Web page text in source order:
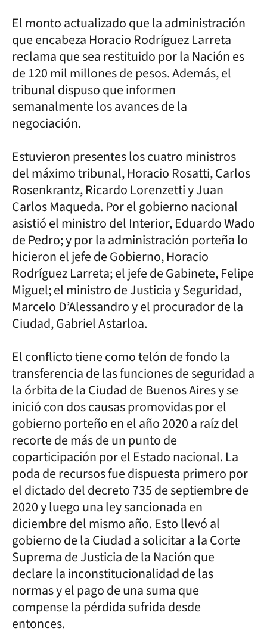
El monto actualizado que la administración
que encabeza Horacio Rodríguez Larreta
reclama que sea restituido por la Nación es
de 120 mil millones de pesos. Además, el
tribunal dispuso que informen
semanalmente los avances de la
negociación.
Estuvieron presentes los cuatro ministros
del máximo tribunal, Horacio Rosatti, Carlos
Rosenkrantz, Ricardo Lorenzetti y Juan
Carlos Maqueda. Por el gobierno nacional
asistió el ministro del Interior, Eduardo Wado
de Pedro; y por la administración porteña lo
hicieron el jefe de Gobierno, Horacio
Rodríguez Larreta; el jefe de Gabinete, Felipe
Miguel; el ministro de Justicia y Seguridad,
Marcelo D’Alessandro y el procurador de la
Ciudad, Gabriel Astarloa.
El conflicto tiene como telón de fondo la
transferencia de las funciones de seguridad a
la órbita de la Ciudad de Buenos Aires y se
inició con dos causas promovidas por el
gobierno porteño en el año 2020 a raíz del
recorte de más de un punto de
coparticipación por el Estado nacional. La
poda de recursos fue dispuesta primero por
el dictado del decreto 735 de septiembre de
2020 y luego una ley sancionada en
diciembre del mismo año. Esto llevó al
gobierno de la Ciudad a solicitar a la Corte
Suprema de Justicia de la Nación que
declare la inconstitucionalidad de las
normas y el pago de una suma que
compense la pérdida sufrida desde
entonces.